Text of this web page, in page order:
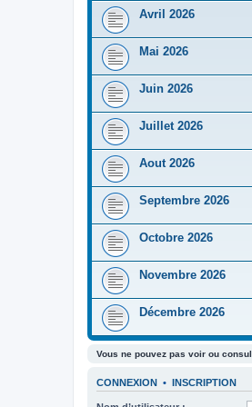
Avril 2026
Mai 2026
Juin 2026
Juillet 2026
Aout 2026
Septembre 2026
Octobre 2026
Novembre 2026
Décembre 2026
Vous ne pouvez pas voir ou
CONNEXION • INSCRIPTION